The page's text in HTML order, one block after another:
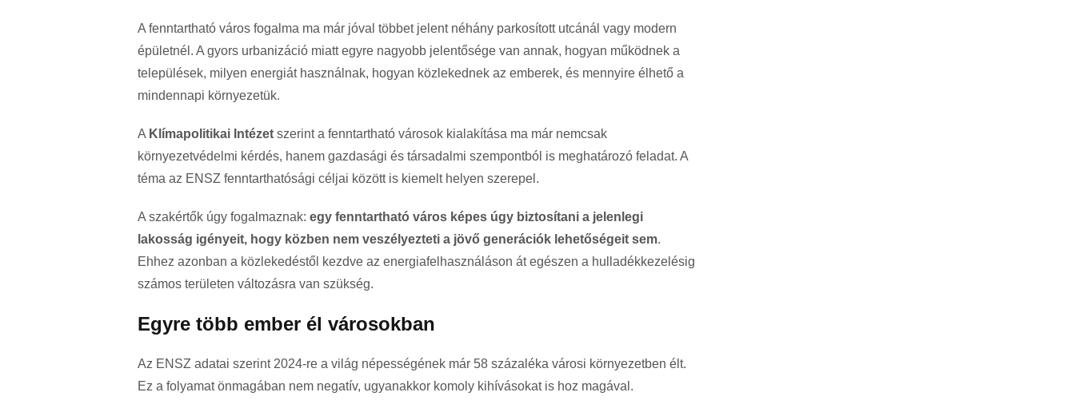
A fenntartható város fogalma ma már jóval többet jelent néhány parkosított utcánál vagy modern
épületnél. A gyors urbanizáció miatt egyre nagyobb jelentősége van annak, hogyan működnek a
települések, milyen energiát használnak, hogyan közlekednek az emberek, és mennyire élhető a
mindennapi környezetük.
A Klímapolitikai Intézet szerint a fenntartható városok kialakítása ma már nemcsak
környezetvédelmi kérdés, hanem gazdasági és társadalmi szempontból is meghatározó feladat. A
téma az ENSZ fenntarthatósági céljai között is kiemelt helyen szerepel.
A szakértők úgy fogalmaznak: egy fenntartható város képes úgy biztosítani a jelenlegi
lakosság igényeit, hogy közben nem veszélyezteti a jövő generációk lehetőségeit sem.
Ehhez azonban a közlekedéstől kezdve az energiafelhasználáson át egészen a hulladékkezelésig
számos területen változásra van szükség.
Egyre több ember él városokban
Az ENSZ adatai szerint 2024-re a világ népességének már 58 százaléka városi környezetben élt.
Ez a folyamat önmagában nem negatív, ugyanakkor komoly kihívásokat is hoz magával.